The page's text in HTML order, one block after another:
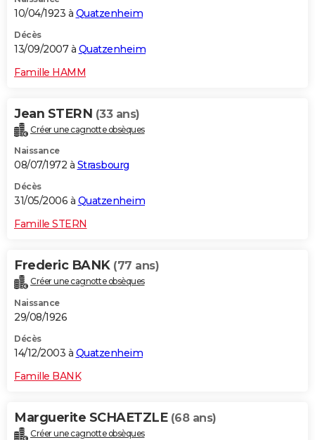
10/04/1923 à Quatzenheim
Décès
13/09/2007 à Quatzenheim
Famille HAMM
Jean STERN (33 ans)
Créer une cagnotte obsèques
Naissance
08/07/1972 à Strasbourg
Décès
31/05/2006 à Quatzenheim
Famille STERN
Frederic BANK (77 ans)
Créer une cagnotte obsèques
Naissance
29/08/1926
Décès
14/12/2003 à Quatzenheim
Famille BANK
Marguerite SCHAETZLE (68 ans)
Créer une cagnotte obsèques